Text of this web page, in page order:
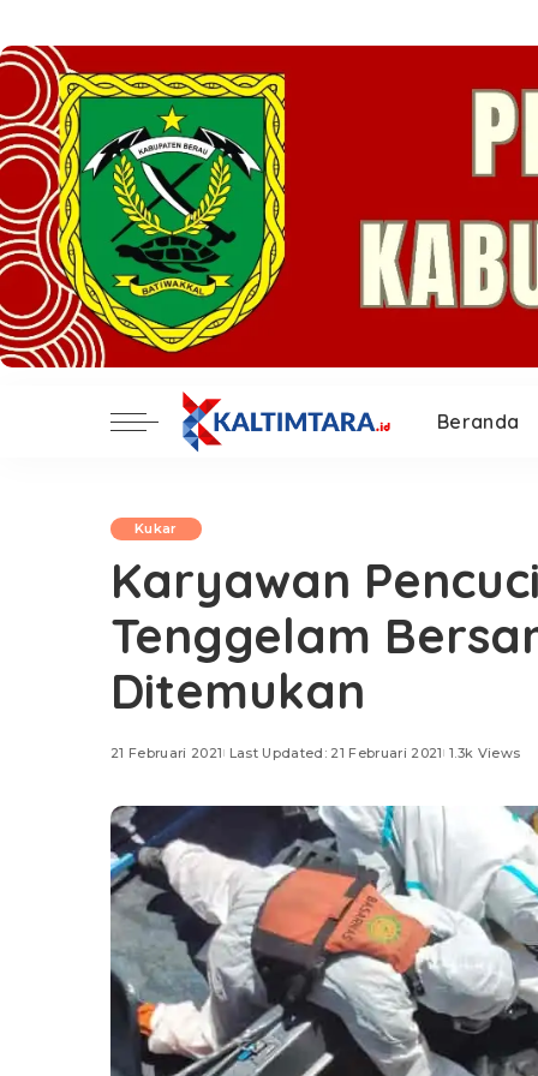
Beranda
Kukar
Karyawan
Tenggelam
Ditemukan
21 Februari 2021 Last Updated: 21 Februari 2021 1.3k Views